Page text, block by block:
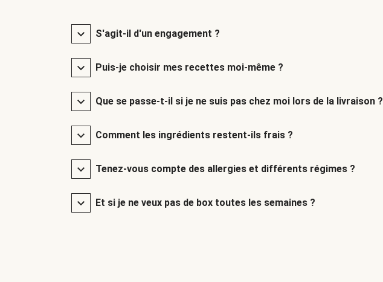
S'agit-il d'un engagement ?
Puis-je choisir mes recettes moi-même ?
Que se passe-t-il si je ne suis pas chez moi lors de la livraison ?
Comment les ingrédients restent-ils frais ?
Tenez-vous compte des allergies et différents régimes ?
Et si je ne veux pas de box toutes les semaines ?